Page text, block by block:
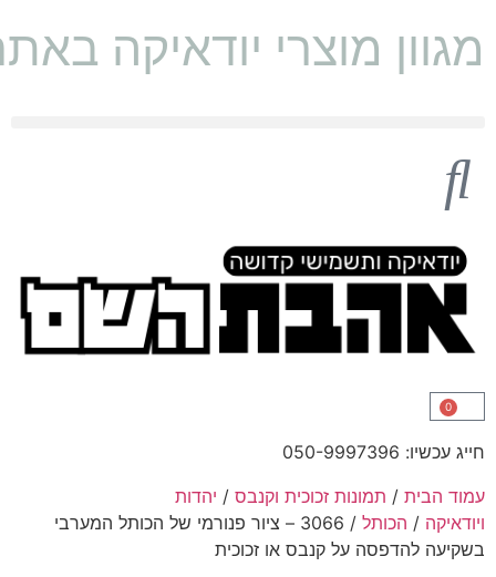
מגוון מוצרי יודאיקה
0
חייג עכשיו: 050-9997396
עמוד הבית / תמונות זכוכית וקנבס / יהדות
ויודאיקה / הכותל
/ 3066 – ציור פנורמי של הכותל המערבי
בשקיעה להדפסה על קנבס או זכוכית